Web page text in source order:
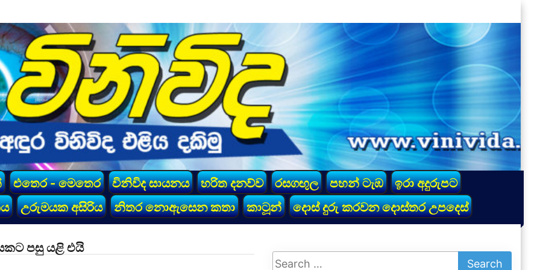
එතෙර - මෙතෙර විනිවිද සායනය හරිත දනව්ව රසගඟුල පහන් ටැඹ
ඉරා අදුරුපට
උරුමයක අසිරිය නිතර නොඇසෙන කතා කාටූන් දොස් දුරු කරවන දොස්තර උපදෙස්
පසු යළි එයි